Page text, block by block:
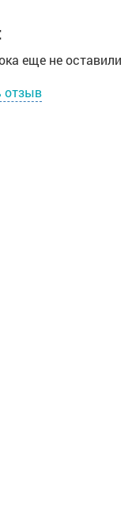
еще не оставили
отзыв